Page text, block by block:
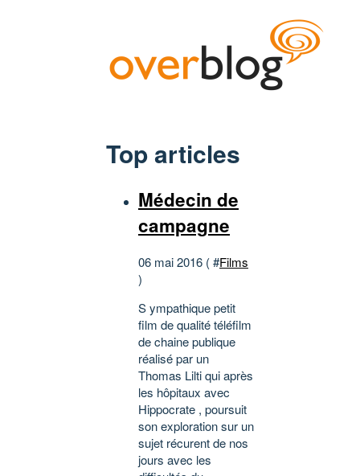
Top articles
Médecin de
campagne
06 mai 2016 ( #Films
)
S ympathique petit
film de qualité téléfilm
de chaine publique
réalisé par un
Thomas Lilti qui après
les hôpitaux avec
Hippocrate , poursuit
son exploration sur un
sujet récurent de nos
jours avec les